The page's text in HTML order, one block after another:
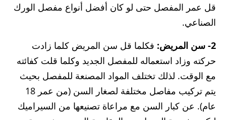
قل عمر المفصل حتى لو كان أفضل أنواع مفصل الورك
الصناعي.
2- سن المريض:
فكلما قل سن المريض كلما زادت
حركته وزاد استعماله للمفصل الجديد وكلما قلت كفائته
مع الوقت. لذلك تختلف المواد المصنعة للمفصل بحيث
يتم تركيب مفاصل مختلفة لصغار السن (من عمر 18
عام). عن كبار السن مع مراعاة تصنيعها من السيراميك